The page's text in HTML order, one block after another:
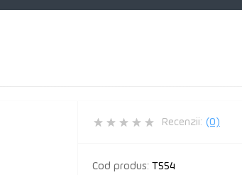
Recenzii: (0)
Cod produs: T554